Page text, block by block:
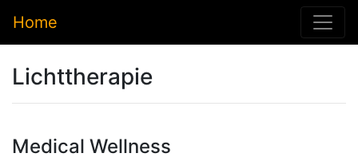
Home
Lichttherapie
Medical Wellness